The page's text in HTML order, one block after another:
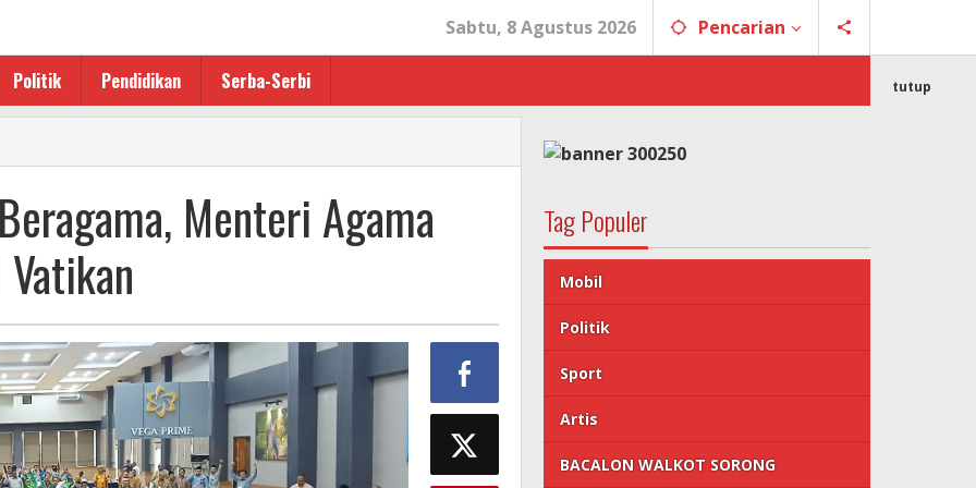
Sabtu, 8 Agustus 2026 Pencarian
Politik Pendidikan Serba-Serbi tutup
Menteri Agama
Tag Populer
Mobil
Politik
Sport
Artis
BACALON WALKOT SORONG